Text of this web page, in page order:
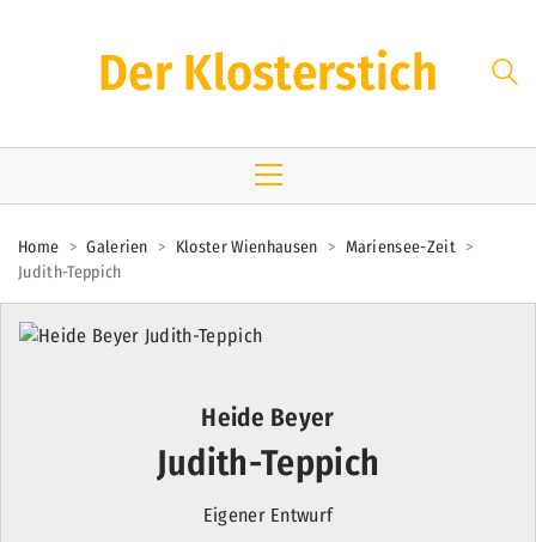
Der Klosterstich
Home > Galerien > Kloster Wienhausen > Mariensee-Zeit >
Judith-Teppich
Heide Beyer
Judith-Teppich
Eigener Entwurf